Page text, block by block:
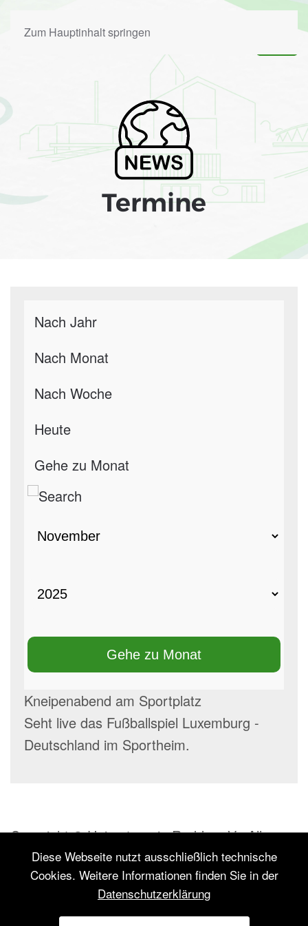
Zum Hauptinhalt springen
Termine
Nach Jahr
Nach Monat
Nach Woche
Heute
Gehe zu Monat
Gehe zu Monat
Kneipenabend am Sportplatz
Seht live das Fußballspiel Luxemburg -
Deutschland im Sportheim.
Copyright © Heimatverein Rodde e.V.. Alle
Rechte vorbehalten.
Inhalt: Heimatverein Rodde e.V.
Konzept:Textakrobat – Agentur für
Diese Webseite nutzt ausschließlich technische
Cookies. Weitere Informationen finden Sie in der
Datenschutzerklärung